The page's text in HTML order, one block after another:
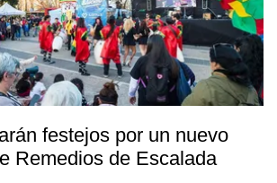
festejos por un nuevo
Remedios de Escalada